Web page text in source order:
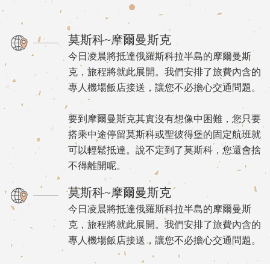
莫斯科~摩爾曼斯克
今日凌晨將抵達俄羅斯科拉半島的摩爾曼斯
克，旅程將就此展開。我們安排了旅費內含的
專人機場飯店接送，讓您不必擔心交通問題。
要到摩爾曼斯克其實沒有想像中困難，您只要
搭乘中途停留莫斯科或聖彼得堡的固定航班就
可以輕鬆抵達。說不定到了莫斯科，您還會捨
不得離開呢。
莫斯科~摩爾曼斯克
今日凌晨將抵達俄羅斯科拉半島的摩爾曼斯
克，旅程將就此展開。我們安排了旅費內含的
專人機場飯店接送，讓您不必擔心交通問題。